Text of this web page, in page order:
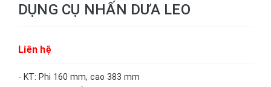
DỤNG CỤ NHẤN DƯA LEO
Liên hệ
- KT: Phi 160 mm, cao 383 mm